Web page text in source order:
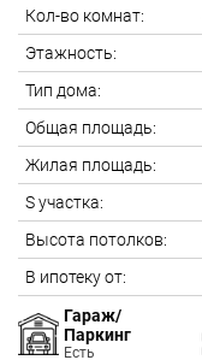
Кол-во комнат:
Этажность:
Тип дома:
Общая площадь:
Жилая площадь:
S участка:
Высота потолков:
В ипотеку от:
Гараж/
Паркинг
Есть